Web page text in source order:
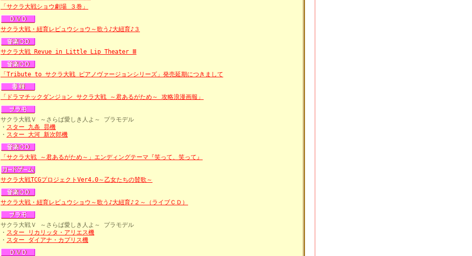
「サクラ大戦ショウ劇場 ３巻」
サクラ大戦・紐育レビュウショウ～歌う♪大紐育♪３
サクラ大戦 Revue in Little Lip Theater Ⅲ
「Tribute to サクラ大戦 ピアノヴァージョンシリーズ」発売延期につきまして
「ドラマチックダンジョン サクラ大戦 ～君あるがため～ 攻略浪漫画報」
サクラ大戦Ｖ ～さらば愛しき人よ～ プラモデル
・ スター 九条 昴機
・ スター 大河 新次郎機
「サクラ大戦 ～君あるがため～」エンディングテーマ『笑って、笑って』
サクラ大戦TCGプロジェクトVer4.0～乙女たちの賛歌～
サクラ大戦・紐育レビュウショウ～歌う♪大紐育♪２～（ライブＣＤ）
サクラ大戦Ｖ ～さらば愛しき人よ～ プラモデル
・ スター リカリッタ・アリエス機
・ スター ダイアナ・カプリス機